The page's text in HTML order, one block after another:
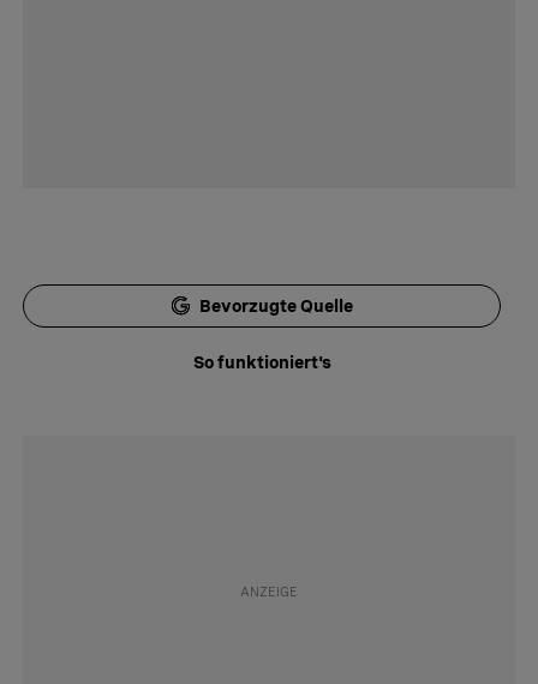
Bevorzugte Quelle
So funktioniert's